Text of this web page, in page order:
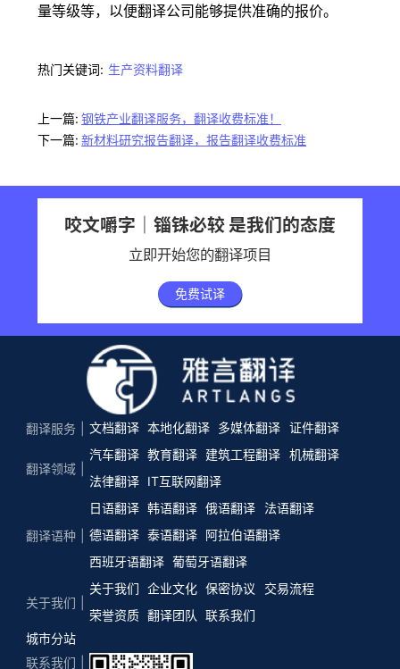
量等级等，以便翻译公司能够提供准确的报价。
热门关键词: 生产资料翻译
上一篇: 钢铁产业翻译服务，翻译收费标准！
下一篇: 新材料研究报告翻译，报告翻译收费标准
咬文嚼字｜锱铢必较 是我们的态度
立即开始您的翻译项目
免费试译
翻译服务 文档翻译 本地化翻译 多媒体翻译 证件翻译
翻译领域
汽车翻译 教育翻译 建筑工程翻译 机械翻译
法律翻译
IT互联网翻译
翻译语种
日语翻译 韩语翻译 俄语翻译
法语翻译
德语翻译 泰语翻译 阿拉伯语翻译
西班牙语翻译 葡萄牙语翻译
关于我们
关于我们 企业文化 保密协议
交易流程
荣誉资质 翻译团队
联系我们
城市分站
联系我们